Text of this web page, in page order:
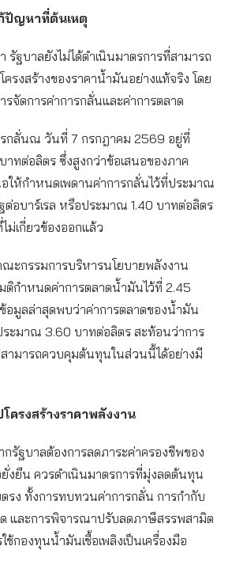
ปัญหาที่ต้นเหตุ
รัฐบาลยังไม่ได้ดำเนินมาตรการที่สามารถ
ครงสร้างของราคาน้ำมันอย่างแท้จริง โดย
รจัดการค่าการกลั่นและค่าการตลาด
รกลั่นณ วันที่ 7 กรกฎาคม 2569 อยู่ที่
าทต่อลิตร ซึ่งสูงกว่าข้อเสนอของภาค
ให้กำหนดเพดานค่าการกลั่นไว้ที่ประมาณ
ต่อบาร์เรล หรือประมาณ 1.40 บาทต่อลิตร
เกี่ยวข้องออกแล้ว
ะกรรมการบริหารนโยบายพลังงาน
ติกำหนดค่าการตลาดน้ำมันไว้ที่ 2.45
อมูลล่าสุดพบว่าค่าการตลาดของน้ำมัน
ะมาณ 3.60 บาทต่อลิตร สะท้อนว่าการ
ามารถควบคุมต้นทุนในส่วนนี้ได้อย่างมี
โครงสร้างราคาพลังงาน
กรัฐบาลต้องการลดภาระค่าครองชีพของ
งยืน ควรดำเนินมาตรการที่มุ่งลดต้นทุน
รง ทั้งการทบทวนค่าการกลั่น การกำกับ
และการพิจารณาปรับลดภาษีสรรพสามิต
กองทุนน้ำมันเชื้อเพลิงเป็นเครื่องมือ